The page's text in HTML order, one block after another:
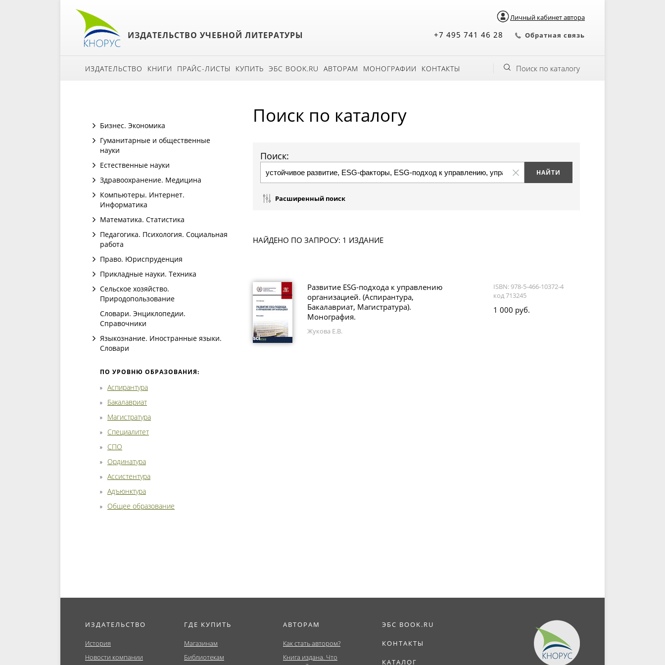
Личный кабинет автора
ИЗДАТЕЛЬСТВО УЧЕБНОЙ ЛИТЕРАТУРЫ +7 495 741 46 28 Обратная связь
ИЗДАТЕЛЬСТВО КНИГИ ПРАЙС-ЛИСТЫ КУПИТЬ ЭБС BOOK.RU АВТОРАМ МОНОГРАФИИ КОНТАКТЫ Поиск по каталогу
Бизнес. Экономика
Гуманитарные и общественные
науки
Естественные науки
Здравоохранение. Медицина
Компьютеры. Интернет.
Информатика
Математика. Статистика
Педагогика. Психология. Социальная
работа
Право. Юриспруденция
Прикладные науки. Техника
Сельское хозяйство.
Природопользование
Словари. Энциклопедии.
Справочники
Языкознание. Иностранные языки.
Словари
ПО УРОВНЮ ОБРАЗОВАНИЯ:
Аспирантура
Бакалавриат
Магистратура
Специалитет
СПО
Ординатура
Ассистентура
Адъюнктура
Общее образование
Поиск по каталогу
Поиск:
Расширенный поиск
НАЙДЕНО ПО ЗАПРОСУ: 1 ИЗДАНИЕ
Развитие ESG-подхода к управлению
организацией. (Аспирантура,
Бакалавриат, Магистратура).
Монография.
Жукова Е.В.
ISBN: 978-5-466-10372-4
код 713245
1 000 руб.
ИЗДАТЕЛЬСТВО
История
Новости компании
ГДЕ КУПИТЬ
Магазинам
Библиотекам
АВТОРАМ
Как стать автором?
Книга издана. Что
ЭБС BOOK.RU
КОНТАКТЫ
КАТАЛОГ